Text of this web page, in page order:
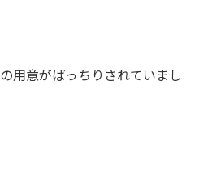
の用意がばっちりされていまし